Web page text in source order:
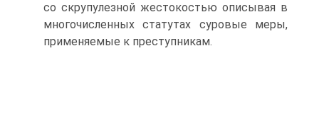
со скрупулезной жестокостью описывая в
многочисленных статутах суровые меры,
применяемые к преступникам.